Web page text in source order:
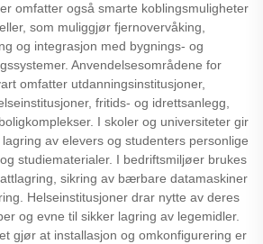
omfatter også smarte koblingsmuligheter
som muliggjør fjernovervåking,
og integrasjon med bygnings- og
Anvendelsesområdene for
omfatter utdanningsinstitusjoner,
fritids- og idrettsanlegg,
I skoler og universiteter gir
av elevers og studenters personlige
studiematerialer. I bedriftsmiljøer brukes
sikring av bærbare datamaskiner
Helseinstitusjoner drar nytte av deres
og evne til sikker lagring av legemidler.
gjør at installasjon og omkonfigurering er